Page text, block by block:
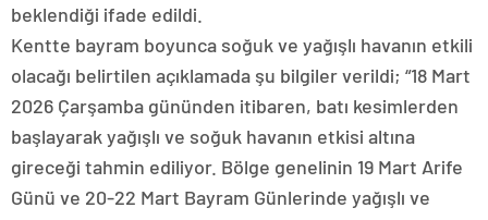
beklendiği ifade edildi.
Kentte bayram boyunca soğuk ve yağışlı havanın etkili
olacağı belirtilen açıklamada şu bilgiler verildi; “18 Mart
2026 Çarşamba gününden itibaren, batı kesimlerden
başlayarak yağışlı ve soğuk havanın etkisi altına
gireceği tahmin ediliyor. Bölge genelinin 19 Mart Arife
Günü ve 20-22 Mart Bayram Günlerinde yağışlı ve